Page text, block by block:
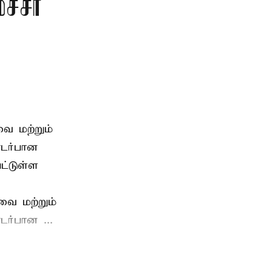
மற்றும்
மற்றும்
...